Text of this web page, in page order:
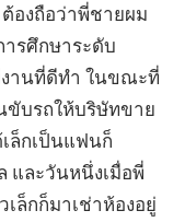
องถือว่าพี่ชายผม
รศึกษาระดับ
านที่ดีทำ ในขณะที่
ขับรถให้บริษัทขาย
ล็กเป็นแฟนก็
และวันหนึ่งเมื่อพี่
ล็กก็มาเช่าห้องอยู่